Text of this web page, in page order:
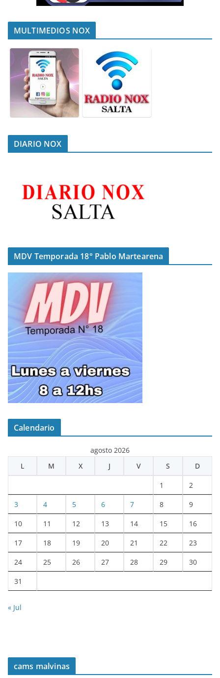
MULTIMEDIOS NOX
DIARIO NOX
MDV Temporada 18° Pablo Martearena
Calendario
agosto 2026
L
M X J V S D
1 2
3 4 5 6 7 8 9
10 11 12 13 14 15 16
17 18 19 20 21 22 23
24 25 26 27 28 29 30
31
« Jul
cams malvinas